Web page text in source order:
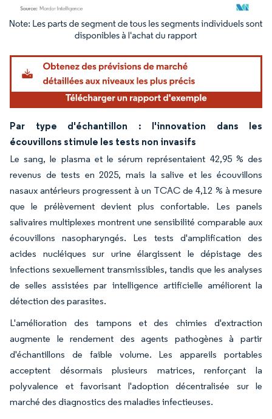
Image © Mordor Intelligence. La réutilisation nécessite une attribution sous CC BY
Par type d'échantillon : l'innovation dans les
écouvillons stimule les tests non invasifs
Le sang, le plasma et le sérum représentaient 42,95 % des
revenus de tests en 2025, mais la salive et les écouvillons
nasaux antérieurs progressent à un TCAC de 4,12 % à mesure
que le prélèvement devient plus confortable. Les panels
salivaires multiplexes montrent une sensibilité comparable aux
écouvillons nasopharyngés. Les tests d'amplification des
acides nucléiques sur urine élargissent le dépistage des
infections sexuellement transmissibles, tandis que les analyses
de selles assistées par intelligence artificielle améliorent la
détection des parasites.
L'amélioration des tampons et des chimies d'extraction
augmente le rendement des agents pathogènes à partir
d'échantillons de faible volume. Les appareils portables
acceptent désormais plusieurs matrices, renforçant la
polyvalence et favorisant l'adoption décentralisée sur le
marché des diagnostics des maladies infectieuses.